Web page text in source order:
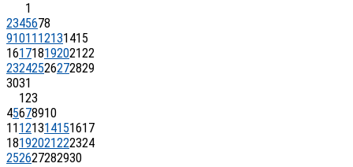
1
2345678
91011 12131415
16171819202122
23242526272829
3031
123
45678910
11 121314151617
18192021222324
252627282930